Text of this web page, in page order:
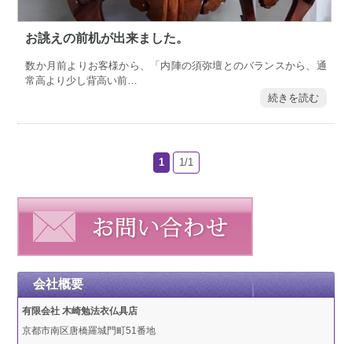
お誂えの前机が出来ました。
数か月前よりお客様から、「内陣の須弥壇とのバランスから、通
常高より少し背高い前…
続きを読む
1 1/1
会社概要
有限会社 木崎勉法衣仏具店
京都市南区唐橋羅城門町51番地